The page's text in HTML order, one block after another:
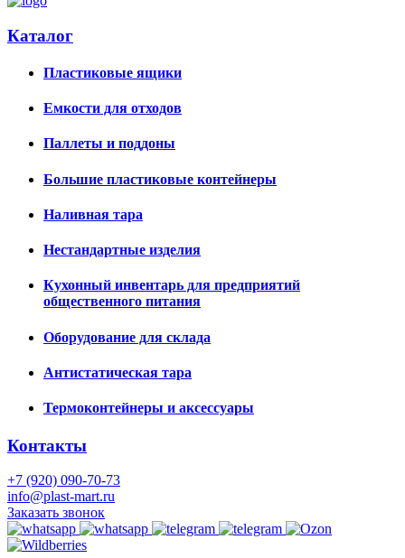
Каталог
Пластиковые ящики
Емкости для отходов
Паллеты и поддоны
Большие пластиковые контейнеры
Наливная тара
Нестандартные изделия
Кухонный инвентарь для предприятий
общественного питания
Оборудование для склада
Антистатическая тара
Термоконтейнеры и аксессуары
Контакты
+7 (920) 090-70-73
info@plast-mart.ru
Заказать звонок